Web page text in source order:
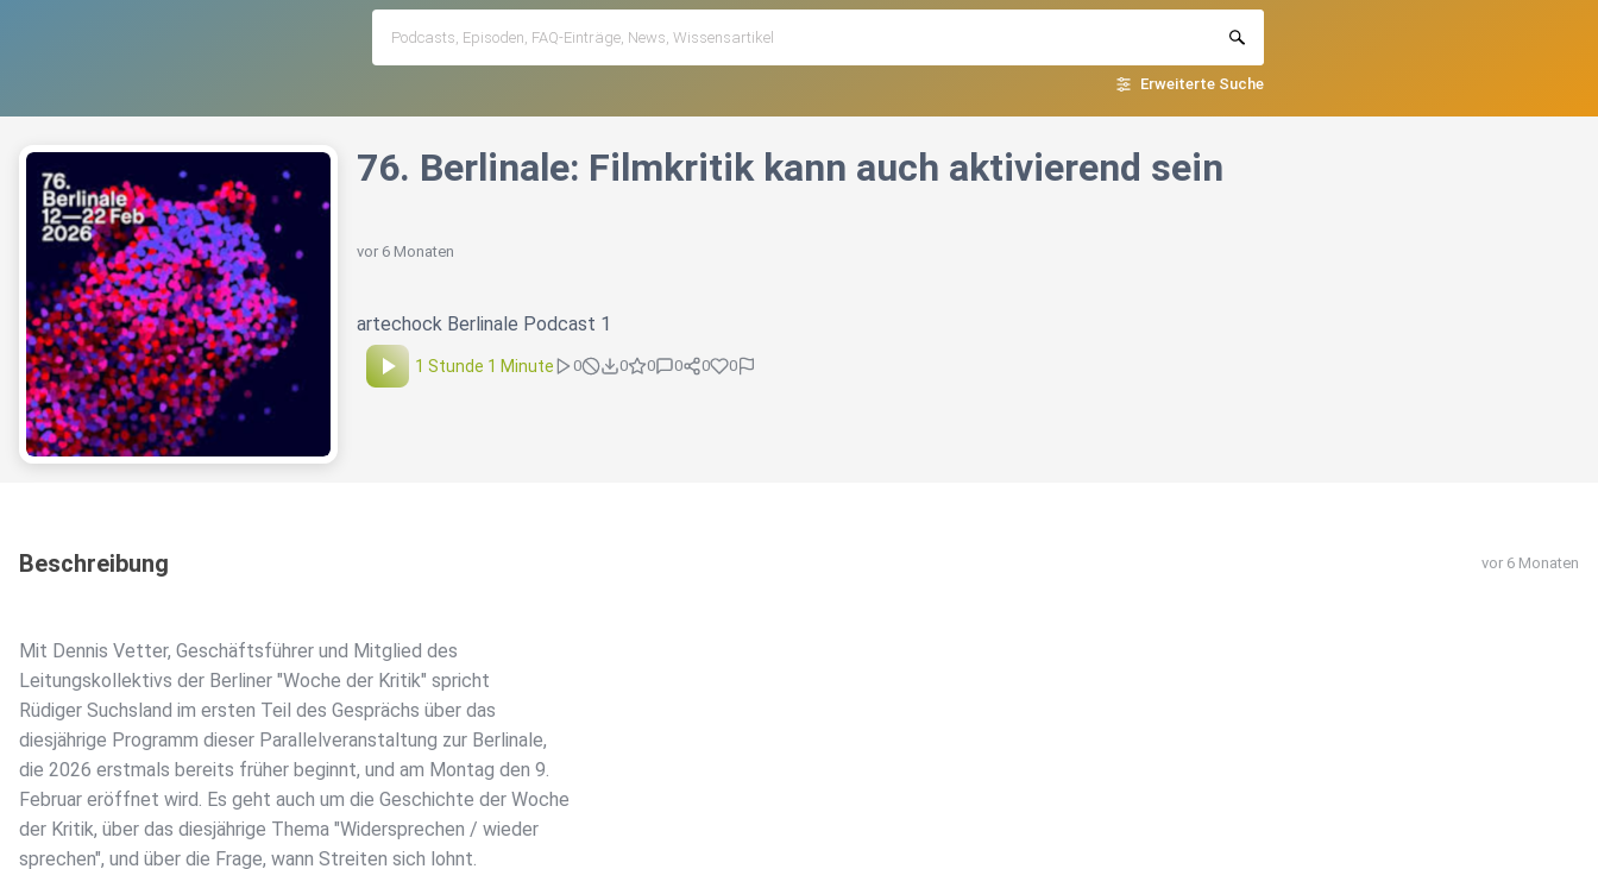
Erweiterte Suche
76. Berlinale: Filmkritik kann auch aktivierend sein
vor 6 Monaten
artechock Berlinale Podcast 1
1 Stunde 1 Minute 0 0 0 0 0 0
Beschreibung vor 6 Monaten
Mit Dennis Vetter, Geschäftsführer und Mitglied des
Leitungskollektivs der Berliner "Woche der Kritik" spricht
Rüdiger Suchsland im ersten Teil des Gesprächs über das
diesjährige Programm dieser Parallelveranstaltung zur Berlinale,
die 2026 erstmals bereits früher beginnt, und am Montag den 9.
Februar eröffnet wird. Es geht auch um die Geschichte der Woche
der Kritik, über das diesjährige Thema "Widersprechen / wieder
sprechen", und über die Frage, wann Streiten sich lohnt.